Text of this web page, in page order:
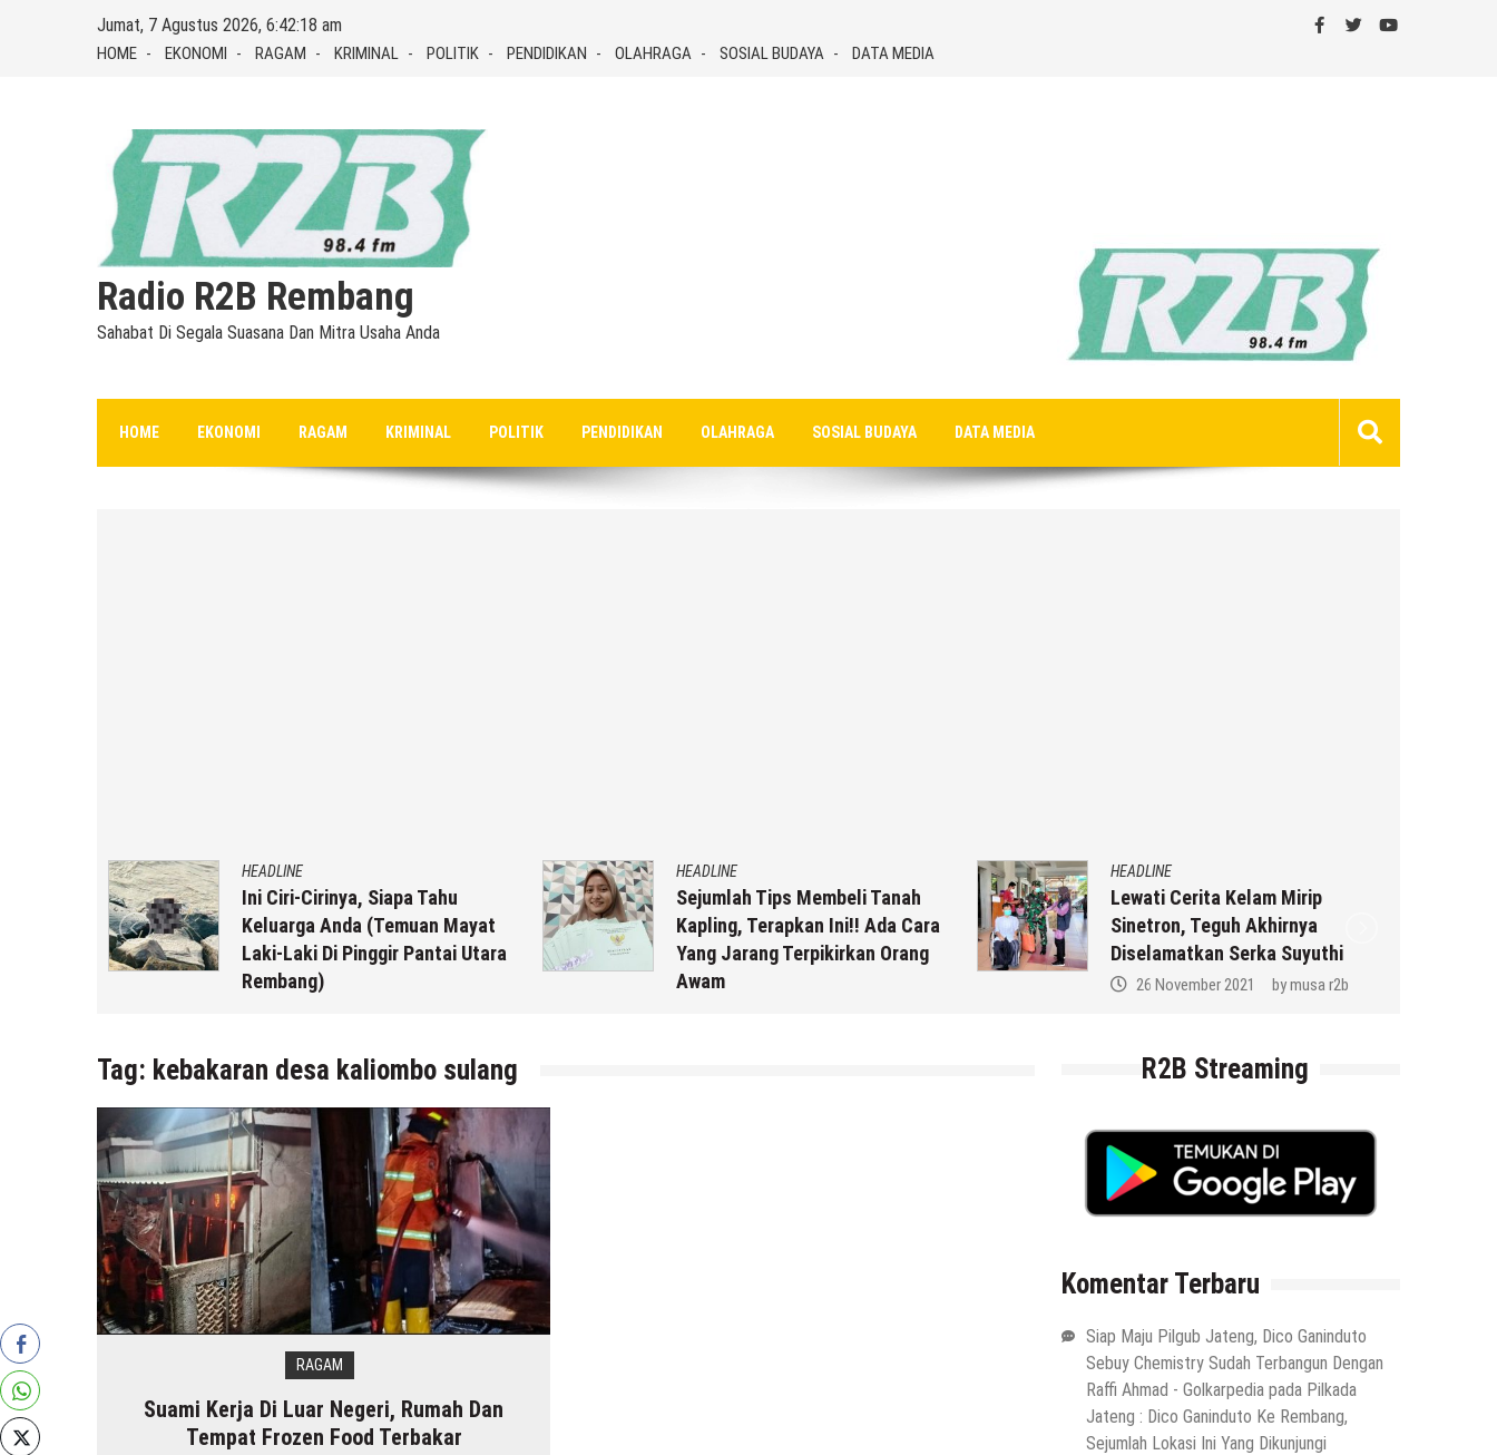
Jumat, 7 Agustus 2026, 6:42:19 am
HOME EKONOMI RAGAM KRIMINAL POLITIK PENDIDIKAN OLAHRAGA SOSIAL BUDAYA DATA MEDIA
Radio R2B Rembang
Sahabat Di Segala Suasana Dan Mitra Usaha Anda
HOME EKONOMI RAGAM KRIMINAL POLITIK PENDIDIKAN OLAHRAGA SOSIAL BUDAYA DATA MEDIA
HEADLINE
Ini Ciri-Cirinya, Siapa Tahu
Keluarga Anda (Temuan Mayat
Laki-Laki Di Pinggir Pantai Utara
Rembang)
HEADLINE
Sejumlah Tips Membeli Tanah
Kapling, Terapkan Ini!! Ada Cara
Yang Jarang Terpikirkan Orang
Awam
HEADLINE
Lewati Cerita Kelam Mirip
Sinetron, Teguh Akhirnya
Diselamatkan Serka Suyuthi
26 November 2021 bymusa r2b
Tag: kebakaran desa kaliombo sulang
RAGAM
Suami Kerja Di Luar Negeri, Rumah Dan
Tempat Frozen Food Terbakar
R2B Streaming
Komentar Terbaru
Siap Maju Pilgub Jateng, Dico Ganinduto
Sebuy Chemistry Sudah Terbangun Dengan
Raffi Ahmad - Golkarpedia pada Pilkada
Jateng : Dico Ganinduto Ke Rembang,
Sejumlah Lokasi Ini Yang Dikunjungi